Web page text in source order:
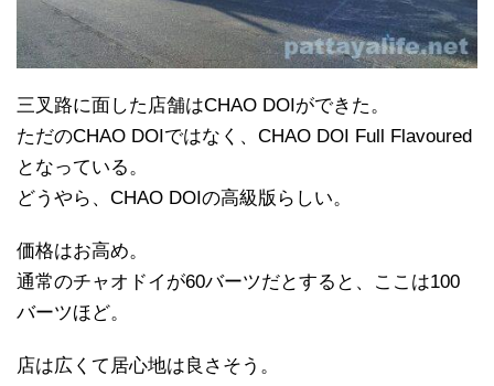
三叉路に面した店舗はCHAO DOIができた。
ただのCHAO DOIではなく、CHAO DOI Full Flavoured
となっている。
どうやら、CHAO DOIの高級版らしい。
価格はお高め。
通常のチャオドイが60バーツだとすると、ここは100
バーツほど。
店は広くて居心地は良さそう。